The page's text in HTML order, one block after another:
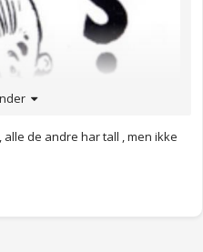
de andre har tall , men ikke